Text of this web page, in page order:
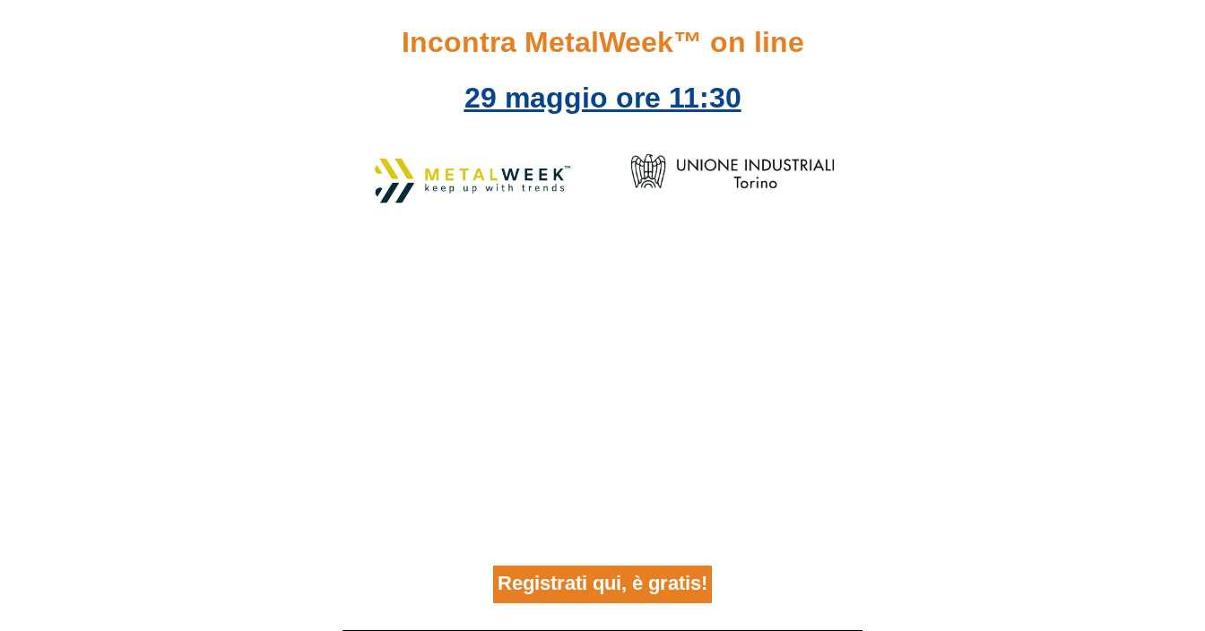
Incontra MetalWeek™ on line
29 maggio ore 11:30
Registrati qui, è gratis!